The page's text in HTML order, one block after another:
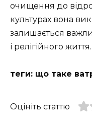
очищення до
культурах вона
залишається
і релігійного життя.
теги: що таке
Оцініть статтю